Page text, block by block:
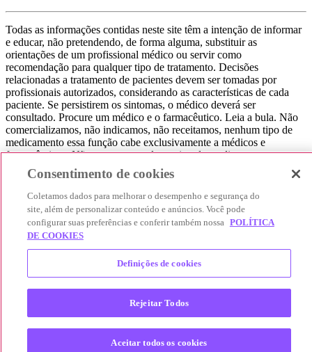
Todas as informações contidas neste site têm a intenção de informar
e educar, não pretendendo, de forma alguma, substituir as
orientações de um profissional médico ou servir como
recomendação para qualquer tipo de tratamento. Decisões
relacionadas a tratamento de pacientes devem ser tomadas por
profissionais autorizados, considerando as características de cada
paciente. Se persistirem os sintomas, o médico deverá ser
consultado. Procure um médico e o farmacêutico. Leia a bula. Não
comercializamos, não indicamos, não receitamos, nenhum tipo de
medicamento essa função cabe exclusivamente a médicos e
farmacêuticos. Não consuma qualquer tipo de medicamento sem
consultar seu médico. Não somos uma loja ou marketplace, ou seja,
não realizamos a venda de medicamentos, apenas contribuímos para
que você encontre o preço mais barato, comparando os preços de
produtos farmacêuticos. Contribuímos e damos auxílio para que sua
experiência seja bem-sucedida, mas a finalização da compra
acontece nos sites das nossas lojas parceiras.
© 2025 Afya Participações S.A. - todos os direitos reservados.
Alameda Lorena, 269 - Jardim Paulista - São Paulo / SP - CEP.:
01424-001 - CNPJ 23.399.329/0002-53.
Consentimento de cookies
Coletamos dados para melhorar o desempenho e segurança do
site, além de personalizar conteúdo e anúncios. Você pode
configurar suas preferências e conferir também nossa POLÍTICA
DE COOKIES
Definições de cookies
Rejeitar Todos
Aceitar todos os cookies